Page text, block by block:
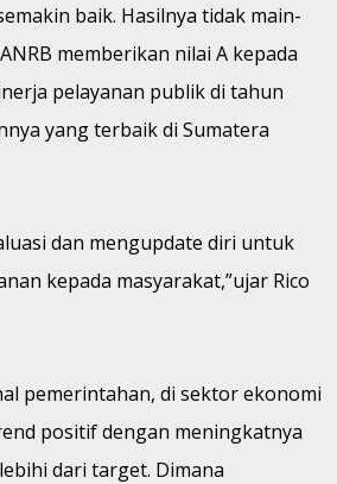
baik. Hasilnya tidak main-
memberikan nilai A kepada
pelayanan publik di tahun
yang terbaik di Sumatera
dan mengupdate diri untuk
kepada masyarakat,”ujar Rico
pemerintahan, di sektor ekonomi
positif dengan meningkatnya
dari target. Dimana